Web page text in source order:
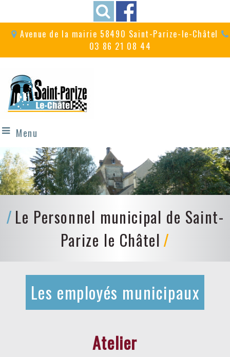
Avenue de la mairie 58490 Saint-Parize-le-Châtel
03 86 21 08 44
Menu
Le Personnel municipal de Saint-
Parize le Châtel
Les employés municipaux
Atelier